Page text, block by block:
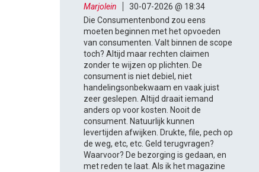
Marjolein
30-07-2026 @ 18:34
Die Consumentenbond zou eens
moeten beginnen met het opvoeden
van consumenten. Valt binnen de scope
toch? Altijd maar rechten claimen
zonder te wijzen op plichten. De
consument is niet debiel, niet
handelingsonbekwaam en vaak juist
zeer geslepen. Altijd draait iemand
anders op voor kosten. Nooit de
consument. Natuurlijk kunnen
levertijden afwijken. Drukte, file, pech op
de weg, etc, etc. Geld terugvragen?
Waarvoor? De bezorging is gedaan, en
met reden te laat. Als ik het magazine